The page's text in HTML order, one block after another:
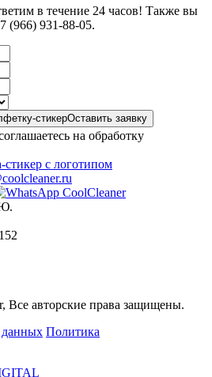
в течение 24 часов! Также вы
(966) 931-88-05.
Оставить заявку
на обработку
Все авторские права защищены.
данных Политика